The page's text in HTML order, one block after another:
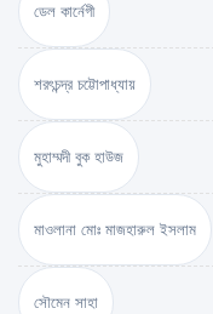
ডেল কার্নেগী
শরৎচন্দ্র চট্টোপাধ্যায়
মুহাম্মদী বুক হাউজ
মাওলানা মোঃ মাজহারুল ইসলাম
সৌমেন সাহা